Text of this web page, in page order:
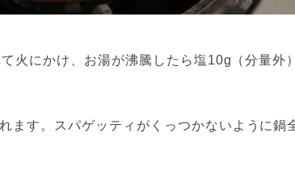
火にかけ、お湯が沸騰したら塩10g（分量外
ます。スパゲッティがくっつかないように鍋